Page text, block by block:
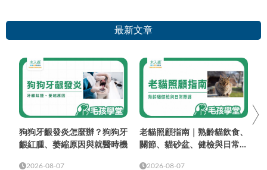
最新文章
狗狗牙齦發炎怎麼辦？狗狗牙
齦紅腫、萎縮原因與就醫時機
2026-08-07
老貓照顧指南｜熟齡貓飲食、
關節、貓砂盆、健檢與日常照
2026-08-07